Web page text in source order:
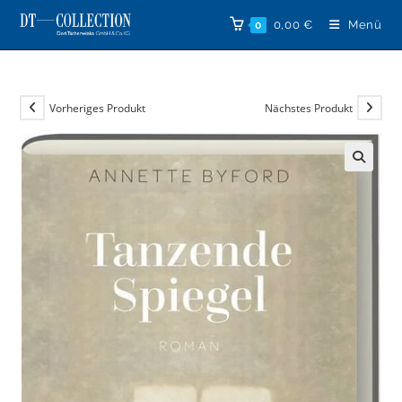
Zum
Inhalt
springen
0 0,00 € Menü
Vorheriges Produkt Nächstes Produkt